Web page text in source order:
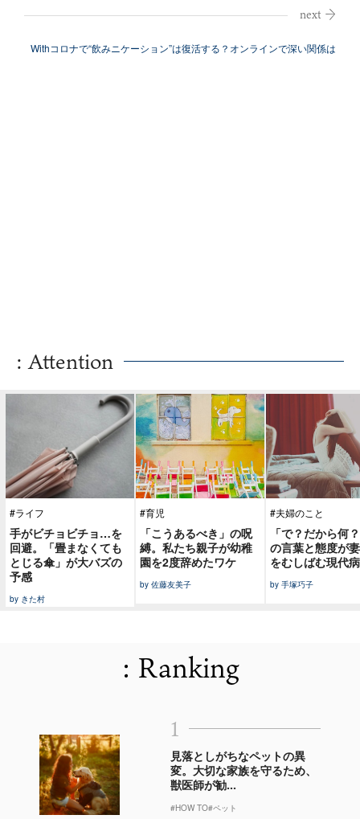
Withコロナで“飲みニケーション”は復活する？オンラインで深い関係は
: Attention
#ライフ
手がビチョビチョ…を
回避。「畳まなくても
とじる傘」が大バズの
予感
by きた村
#育児
「こうあるべき」の呪
縛。私たち親子が幼稚
園を2度辞めたワケ
by 佐藤友美子
#夫婦のこと
「で？だから何
の言葉と態度が
をむしばむ現代病
by 手塚巧子
: Ranking
1
見落としがちなペットの異
変。大切な家族を守るため、
獣医師が勧...
#HOW TO#ペット